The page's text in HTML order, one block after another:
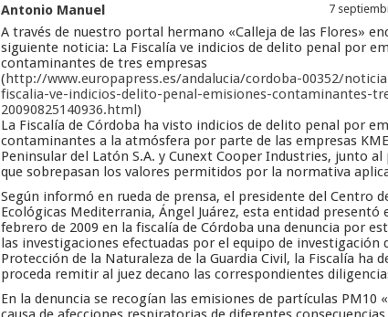
Antonio Manuel 7
A través de nuestro portal hermano «Calleja de las Flores»
siguiente noticia: La Fiscalía ve indicios de delito penal por
contaminantes de tres empresas
(http://www.europapress.es/andalucia/cordoba-00352/
fiscalia-ve-indicios-delito-penal-emisiones-contaminantes-
20090825140936.html)
La Fiscalía de Córdoba ha visto indicios de delito penal por
contaminantes a la atmósfera por parte de las empresas
Peninsular del Latón S.A. y Cunext Cooper Industries, junto al
que sobrepasan los valores permitidos por la normativa
Según informó en rueda de prensa, el presidente del Centro
Ecológicas Mediterrania, Ángel Juárez, esta entidad presentó
febrero de 2009 en la fiscalía de Córdoba una denuncia por
las investigaciones efectuadas por el equipo de investigación
Protección de la Naturaleza de la Guardia Civil, la Fiscalía ha
proceda remitir al juez decano las correspondientes
En la denuncia se recogían las emisiones de partículas PM10